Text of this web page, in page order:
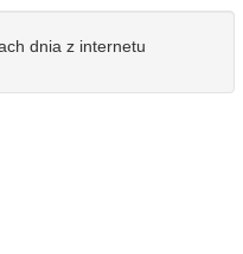
dnia z internetu